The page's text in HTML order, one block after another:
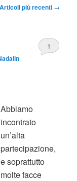
Articoli più recenti →
1
Abbiamo
incontrato
un’alta
partecipazione,
e soprattutto
molte facce